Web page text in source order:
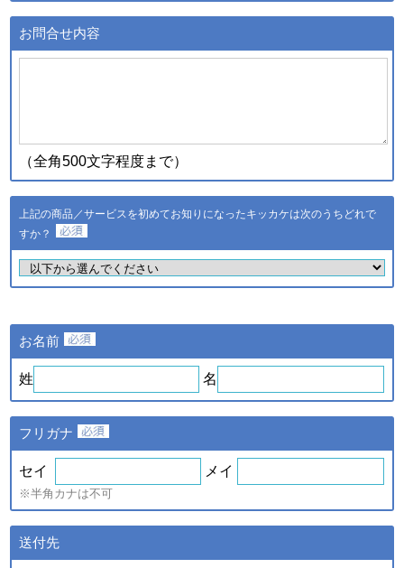
用者が診断結果データを利用
として適時スキル診断システ
ｄ．全国スキル調査へのご
協力に伴い取得した個人情
報
断結果は、統計的に処理した
適時スキル診断システムに反
映されます
ｅ．セミナー・展示会等に
よびご連絡のため
品・サービスの提供・改良
や、新たなサービスを開発す
るため
注)上記の内、統計的に処理した情報については、個人の特定が
できない情報です。
（2）個人情報の提供
個人情報の種類
お問合せ内容
（全角500文字程度まで）
上記の商品／サービスを初めてお知りになったキッカケは次のうちどれで
すか？
お名前
姓 名
フリガナ
セイ メイ
※半角カナは不可
送付先